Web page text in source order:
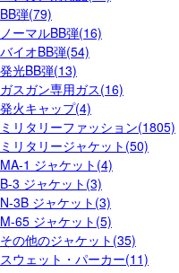
BB弾(79)
ノーマルBB弾(16)
バイオBB弾(54)
発光BB弾(13)
ガスガン専用ガス(16)
発火キャップ(4)
ミリタリーファッション(1805)
ミリタリージャケット(50)
MA-1 ジャケット(4)
B-3 ジャケット(3)
N-3B ジャケット(3)
M-65 ジャケット(5)
その他のジャケット(35)
スウェット・パーカー(11)